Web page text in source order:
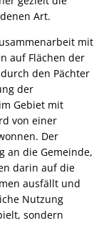
Art.
mit
auf Flächen der
den Pächter
der
Gebiet mit
von einer
Der
an die Gemeinde,
darin auf die
ausfällt und
Nutzung
sondern